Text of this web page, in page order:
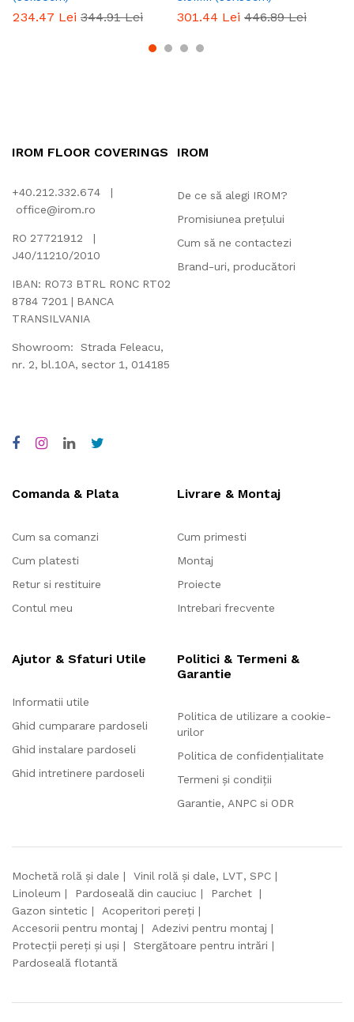
234.47 Lei 344.91 Lei 301.44 Lei 446.89 Lei
IROM FLOOR COVERINGS
+40.212.332.674 |
office@irom.ro
RO 27721912 |
J40/11210/2010
IBAN: RO73 BTRL RONC RT02
8784 7201 | BANCA
TRANSILVANIA
Showroom: Strada Feleacu,
nr. 2, bl.10A, sector 1, 014185
IROM
De ce să alegi IROM?
Promisiunea prețului
Cum să ne contactezi
Brand-uri, producători
Comanda & Plata
Cum sa comanzi
Cum platesti
Retur si restituire
Contul meu
Livrare & Montaj
Cum primesti
Montaj
Proiecte
Intrebari frecvente
Ajutor & Sfaturi Utile
Informatii utile
Ghid cumparare pardoseli
Ghid instalare pardoseli
Ghid intretinere pardoseli
Politici & Termeni &
Garantie
Politica de utilizare a cookie-
urilor
Politica de confidențialitate
Termeni și condiții
Garantie, ANPC si ODR
Mochetă rolă și dale
Vinil rolă și dale, LVT, SPC
Linoleum
Pardoseală din cauciuc
Parchet
Gazon sintetic
Acoperitori pereți
Accesorii pentru montaj
Adezivi pentru montaj
Protecții pereți și uși
Stergătoare pentru intrări
Pardoseală flotantă